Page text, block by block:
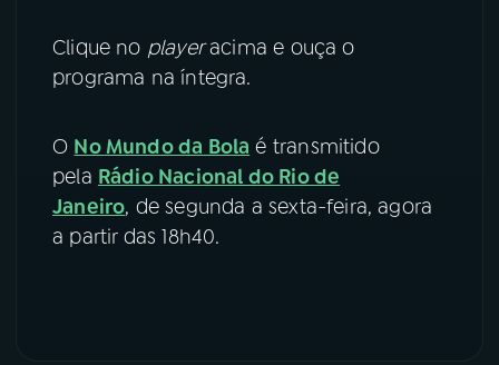
YouTube Facebook
TikTok
Clique no playeracima e ouça o
programa na íntegra.
O No Mundo da Bola é transmitido
pela Rádio Nacional do Rio de
Janeiro, de segunda a sexta-feira, agora
a partir das 18h40.